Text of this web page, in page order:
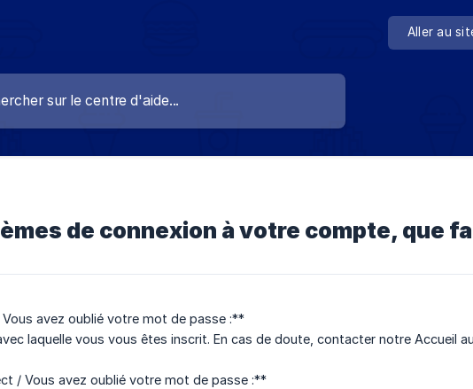
Aller au
de connexion à votre compte, que
avez oublié votre mot de passe :**
laquelle vous vous êtes inscrit. En cas de doute, contacter notre Accueil
/ Vous avez oublié votre mot de passe :**